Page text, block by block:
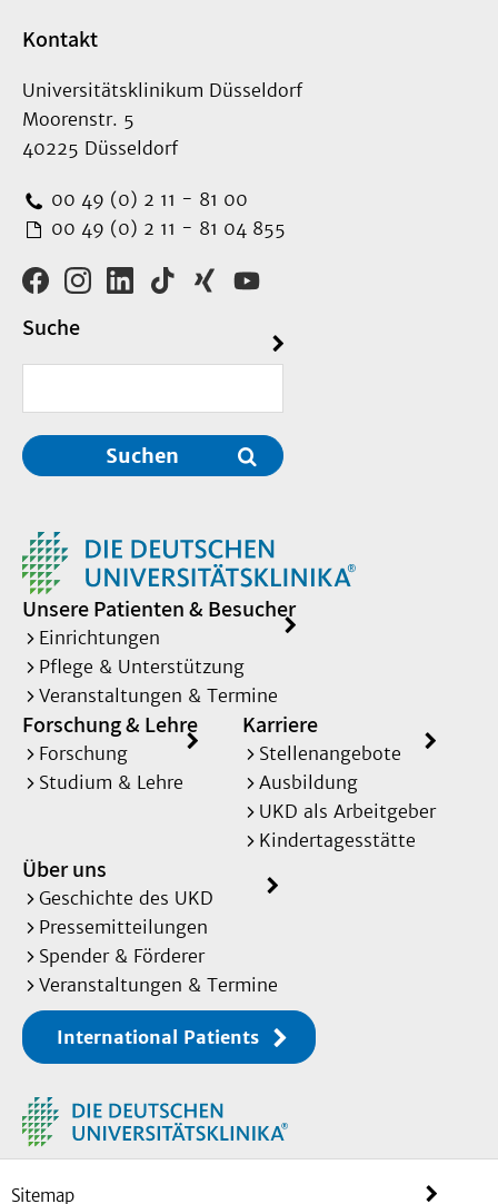
Kontakt
Universitätsklinikum Düsseldorf
Moorenstr. 5
40225 Düsseldorf
00 49 (0) 2 11 - 81 00
00 49 (0) 2 11 - 81 04 855
Suche
Suchen
Unsere Patienten & Besucher
Einrichtungen
Pflege & Unterstützung
Veranstaltungen & Termine
Forschung & Lehre
Forschung
Studium & Lehre
Karriere
Stellenangebote
Ausbildung
UKD als Arbeitgeber
Kindertagesstätte
Über uns
Geschichte des UKD
Pressemitteilungen
Spender & Förderer
Veranstaltungen & Termine
International Patients
Sitemap